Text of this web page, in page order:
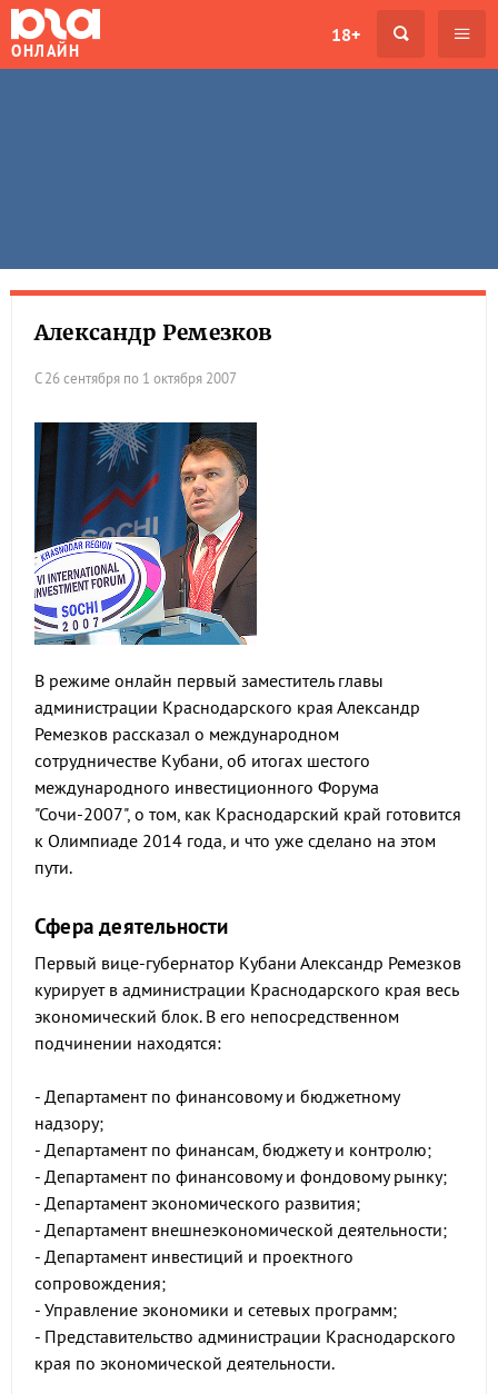
ОНЛАЙН
18+
Александр Ремезков
С 26 сентября по 1 октября 2007
В режиме онлайн первый заместитель главы
администрации Краснодарского края Александр
Ремезков рассказал о международном
сотрудничестве Кубани, об итогах шестого
международного инвестиционного Форума
"Сочи-2007", о том, как Краснодарский край готовится
к Олимпиаде 2014 года, и что уже сделано на этом
пути.
Сфера деятельности
Первый вице-губернатор Кубани Александр Ремезков
курирует в администрации Краснодарского края весь
экономический блок. В его непосредственном
подчинении находятся:
- Департамент по финансовому и бюджетному
надзору;
- Департамент по финансам, бюджету и контролю;
- Департамент по финансовому и фондовому рынку;
- Департамент экономического развития;
- Департамент внешнеэкономической деятельности;
- Департамент инвестиций и проектного
сопровождения;
- Управление экономики и сетевых программ;
- Представительство администрации Краснодарского
края по экономической деятельности.